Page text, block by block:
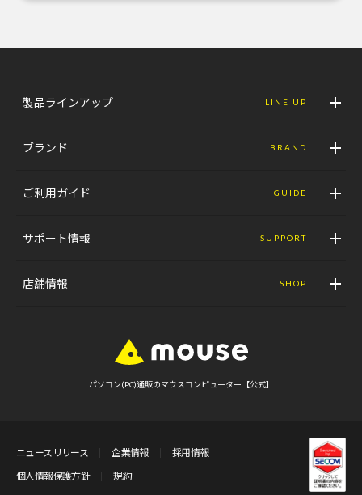
製品ラインアップ LINE UP
ブランド BRAND
ご利用ガイド GUIDE
サポート情報 SUPPORT
店舗情報 SHOP
パソコン(PC)通販のマウスコンピューター【公式】
ニュースリリース 企業情報
採用情報
個人情報保護方針
規約